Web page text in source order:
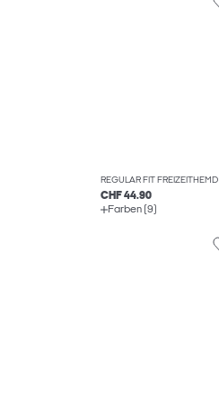
REGULAR FIT FREIZEITHEMD
CHF 44.90
Farben (9)